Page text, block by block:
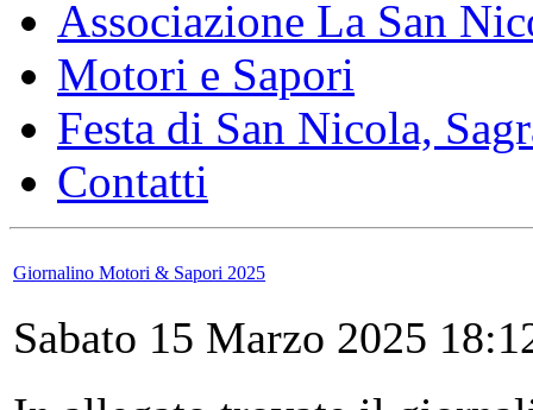
Associazione La San
Motori e Sapori
Festa di San Nicola,
Contatti
Giornalino Motori & Sapori 2025
Sabato 15 Marzo 2025